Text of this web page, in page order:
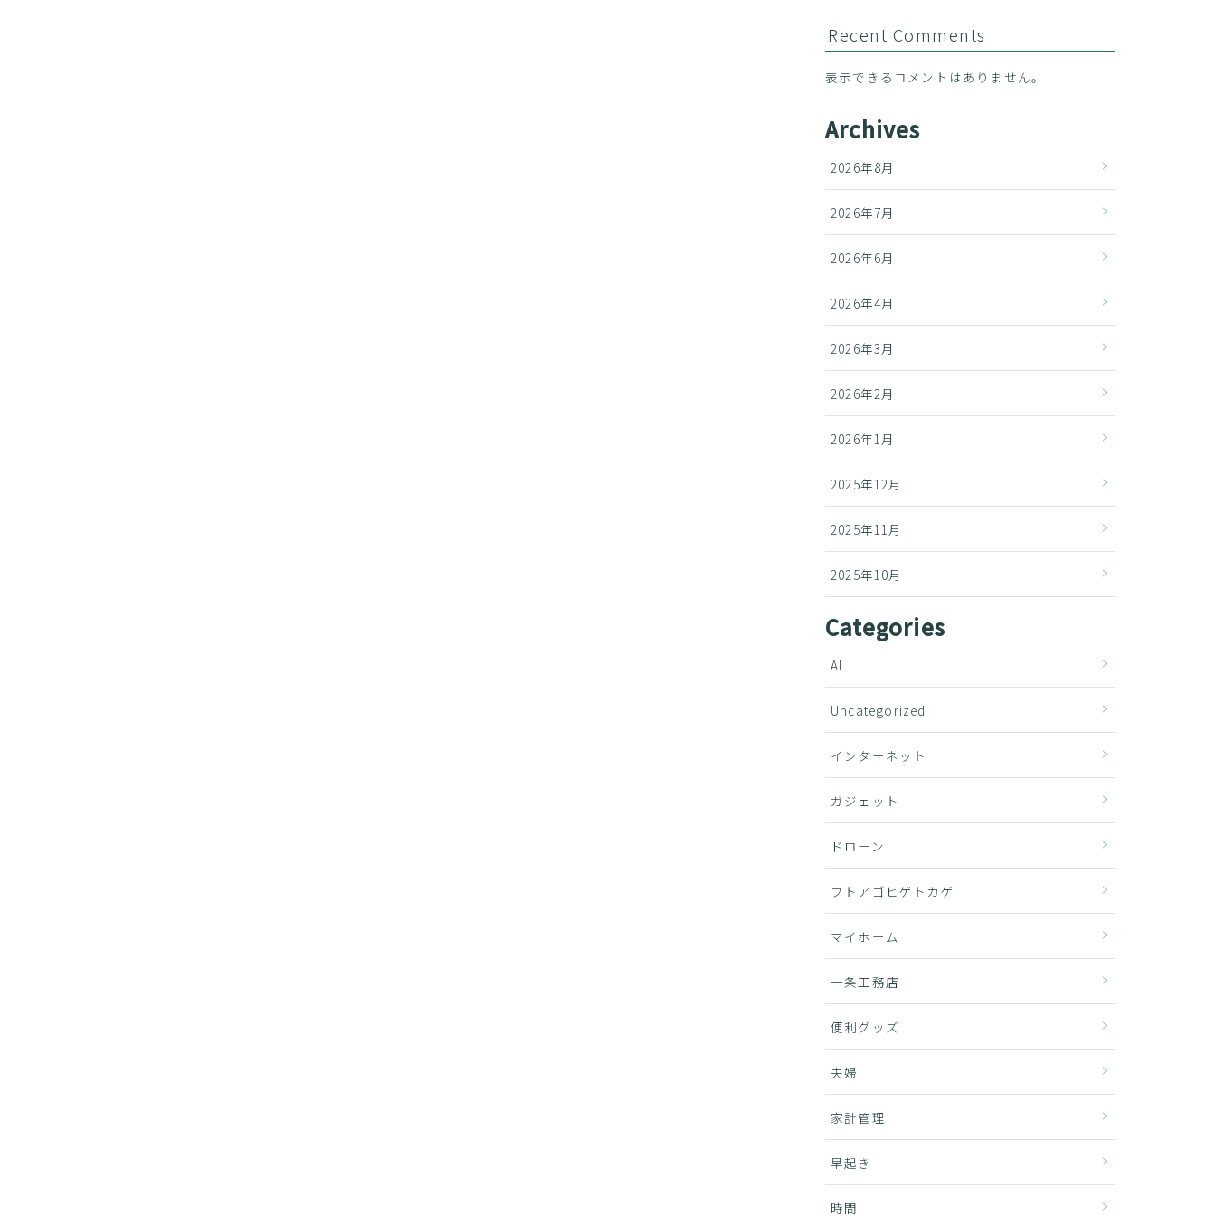
Recent Comments
表示できるコメントはありません。
Archives
2026年8月
2026年7月
2026年6月
2026年4月
2026年3月
2026年2月
2026年1月
2025年12月
2025年11月
2025年10月
Categories
AI
Uncategorized
インターネット
ガジェット
ドローン
フトアゴヒゲトカゲ
マイホーム
一条工務店
便利グッズ
夫婦
家計管理
早起き
時間